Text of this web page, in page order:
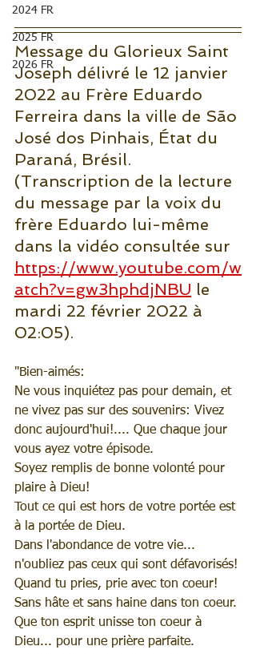
2024 FR
2025 FR
2026 FR
Message du Glorieux Saint
Joseph délivré le 12 janvier
2022 au Frère Eduardo
Ferreira dans la ville de São
José dos Pinhais, État du
Paraná, Brésil.
(Transcription de la lecture
du message par la voix du
frère Eduardo lui-même
dans la vidéo consultée sur
https://www.youtube.com/w
atch?v=gw3hphdjNBU le
mardi 22 février 2022 à
02:05).
"Bien-aimés:
Ne vous inquiétez pas pour demain, et
ne vivez pas sur des souvenirs: Vivez
donc aujourd'hui!.... Que chaque jour
vous ayez votre épisode.
Soyez remplis de bonne volonté pour
plaire à Dieu!
Tout ce qui est hors de votre portée est
à la portée de Dieu.
Dans l'abondance de votre vie...
n'oubliez pas ceux qui sont défavorisés!
Quand tu pries, prie avec ton coeur!
Sans hâte et sans haine dans ton coeur.
Que ton esprit unisse ton coeur à
Dieu... pour une prière parfaite.